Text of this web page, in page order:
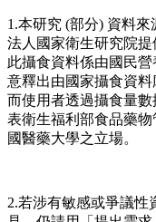
1.本研究 (部分) 資料
法人國家衛生研究院提
此攝食資料係由國民
意釋出由國家攝食資料
而使用者透過攝食量
表衛生福利部食品藥
國醫藥大學之立場。
2.若涉有敏感或爭議性